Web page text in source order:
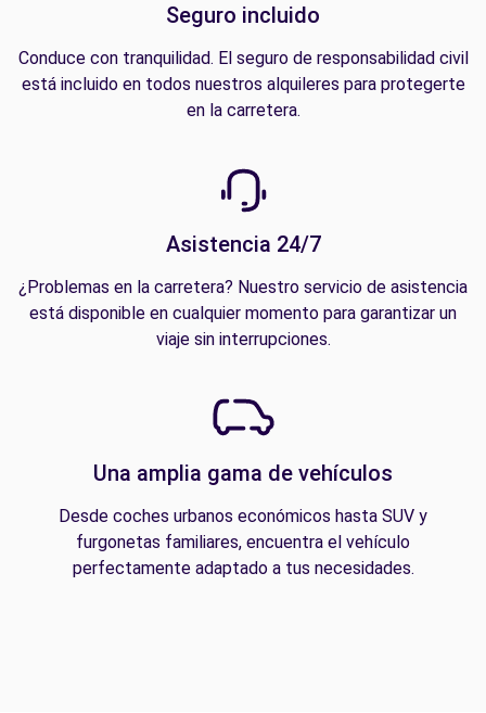
Seguro incluido
Conduce con tranquilidad. El seguro de responsabilidad civil
está incluido en todos nuestros alquileres para protegerte
en la carretera.
Asistencia 24/7
¿Problemas en la carretera? Nuestro servicio de asistencia
está disponible en cualquier momento para garantizar un
viaje sin interrupciones.
Una amplia gama de vehículos
Desde coches urbanos económicos hasta SUV y
furgonetas familiares, encuentra el vehículo
perfectamente adaptado a tus necesidades.